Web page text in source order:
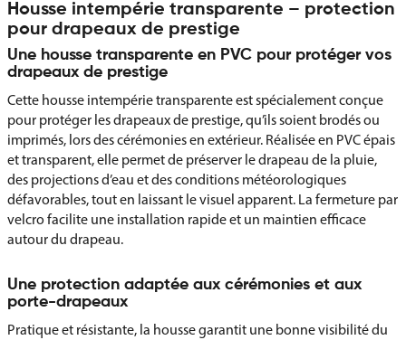
Housse intempérie transparente – protection
pour drapeaux de prestige
Une housse transparente en PVC pour protéger vos
drapeaux de prestige
Cette housse intempérie transparente est spécialement conçue
pour protéger les drapeaux de prestige, qu’ils soient brodés ou
imprimés, lors des cérémonies en extérieur. Réalisée en PVC épais
et transparent, elle permet de préserver le drapeau de la pluie,
des projections d’eau et des conditions météorologiques
défavorables, tout en laissant le visuel apparent. La fermeture par
velcro facilite une installation rapide et un maintien efficace
autour du drapeau.
Une protection adaptée aux cérémonies et aux
porte-drapeaux
Pratique et résistante, la housse garantit une bonne visibilité du